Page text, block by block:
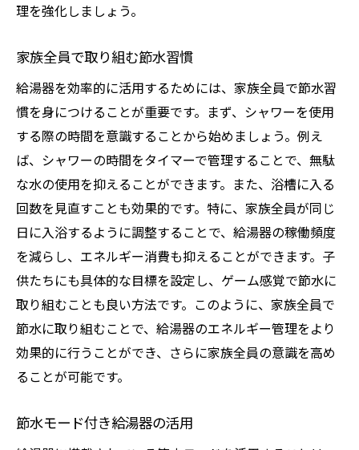
理を強化しましょう。
家族全員で取り組む節水習慣
給湯器を効率的に活用するためには、家族全員で節水習
慣を身につけることが重要です。まず、シャワーを使用
する際の時間を意識することから始めましょう。例え
ば、シャワーの時間をタイマーで管理することで、無駄
な水の使用を抑えることができます。また、浴槽に入る
回数を見直すことも効果的です。特に、家族全員が同じ
日に入浴するように調整することで、給湯器の稼働頻度
を減らし、エネルギー消費も抑えることができます。子
供たちにも具体的な目標を設定し、ゲーム感覚で節水に
取り組むことも良い方法です。このように、家族全員で
節水に取り組むことで、給湯器のエネルギー管理をより
効果的に行うことができ、さらに家族全員の意識を高め
ることが可能です。
節水モード付き給湯器の活用